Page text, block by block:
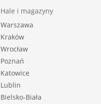
Hale i magazyny
Warszawa
Kraków
Wrocław
Poznań
Katowice
Lublin
Bielsko-Biała